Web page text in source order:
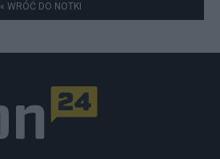
« WRÓĆ DO NOTKI